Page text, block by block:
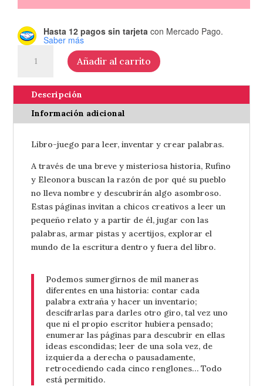
Hasta 12 pagos sin tarjeta con Mercado Pago.
Saber más
misterio
pueblo
sin
nombre
Cook
cantidad
Añadir al carrito
Descripción
Información adicional
Libro-juego para leer, inventar y crear palabras.
A través de una breve y misteriosa historia, Rufino
y Eleonora buscan la razón de por qué su pueblo
no lleva nombre y descubrirán algo asombroso.
Estas páginas invitan a chicos creativos a leer un
pequeño relato y a partir de él, jugar con las
palabras, armar pistas y acertijos, explorar el
mundo de la escritura dentro y fuera del libro.
Podemos sumergirnos de mil maneras
diferentes en una historia: contar cada
palabra extraña y hacer un inventario;
descifrarlas para darles otro giro, tal vez uno
que ni el propio escritor hubiera pensado;
enumerar las páginas para descubrir en ellas
ideas escondidas; leer de una sola vez, de
izquierda a derecha o pausadamente,
retrocediendo cada cinco renglones… Todo
está permitido.